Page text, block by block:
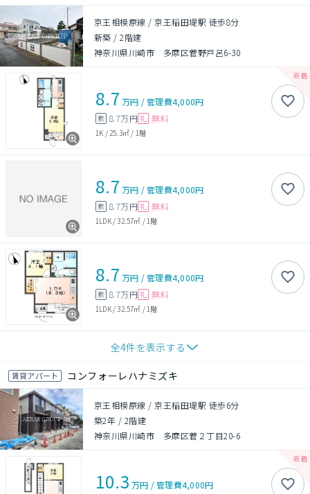
京王相模原線 / 京王稲田堤駅 徒歩8分
新築 /2階建
神奈川県川崎市 多摩区菅野戸呂6-30
8.7 万円 /管理費4,000円
敷 8.7万円 礼 無料
1K / 25.3㎡ / 1階
8.7 万円 /管理費4,000円
敷 8.7万円 礼 無料
1LDK/32.57㎡ / 1階
8.7 万円 /管理費4,000円
敷 8.7万円 礼 無料
1LDK/32.57㎡ / 1階
全4件を表示する
賃貸アパート コンフォーレハナミズキ
京王相模原線 / 京王稲田堤駅 徒歩6分
築2年 / 2階建
神奈川県川崎市 多摩区菅２丁目20-6
10.3 万円 /管理費4,000円